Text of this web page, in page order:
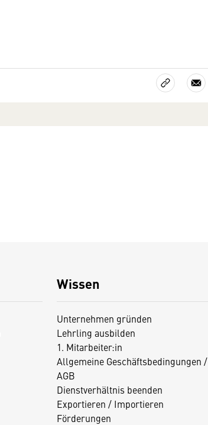
Wissen
Unternehmen gründen
Lehrling ausbilden
1. Mitarbeiter:in
Allgemeine Geschäftsbedingungen /
AGB
Dienstverhältnis beenden
Exportieren / Importieren
Förderungen